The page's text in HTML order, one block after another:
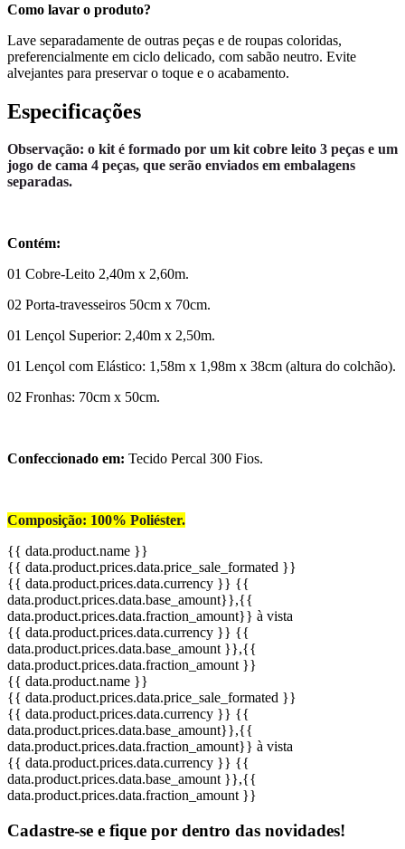
Como lavar o produto?
Lave separadamente de outras peças e de roupas coloridas,
preferencialmente em ciclo delicado, com sabão neutro. Evite
alvejantes para preservar o toque e o acabamento.
Especificações
Observação: o kit é formado por um kit cobre leito 3 peças e um
jogo de cama 4 peças, que serão enviados em embalagens
separadas.
Contém:
01 Cobre-Leito 2,40m x 2,60m.
02 Porta-travesseiros 50cm x 70cm.
01 Lençol Superior: 2,40m x 2,50m.
01 Lençol com Elástico: 1,58m x 1,98m x 38cm (altura do colchão).
02 Fronhas: 70cm x 50cm.
Confeccionado em: Tecido Percal 300 Fios.
Composição: 100% Poliéster.
{{ data.product.name }}
{{ data.product.prices.data.price_sale_formated }}
{{ data.product.prices.data.currency }} {{
data.product.prices.data.base_amount}},{{
data.product.prices.data.fraction_amount}} à vista
{{ data.product.prices.data.currency }} {{
data.product.prices.data.base_amount }},{{
data.product.prices.data.fraction_amount }}
{{ data.product.name }}
{{ data.product.prices.data.price_sale_formated }}
{{ data.product.prices.data.currency }} {{
data.product.prices.data.base_amount}},{{
data.product.prices.data.fraction_amount}} à vista
{{ data.product.prices.data.currency }} {{
data.product.prices.data.base_amount }},{{
data.product.prices.data.fraction_amount }}
Cadastre-se e fique por dentro das novidades!